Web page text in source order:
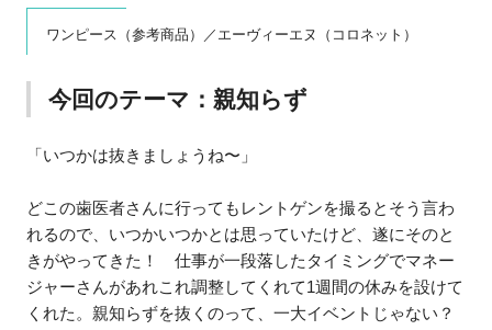
ワンピース（参考商品）／エーヴィーエヌ（コロネット）
今回のテーマ：親知らず
「いつかは抜きましょうね〜」
どこの歯医者さんに行ってもレントゲンを撮るとそう言わ
れるので、いつかいつかとは思っていたけど、遂にそのと
きがやってきた！ 仕事が一段落したタイミングでマネー
ジャーさんがあれこれ調整してくれて1週間の休みを設けて
くれた。親知らずを抜くのって、一大イベントじゃない？